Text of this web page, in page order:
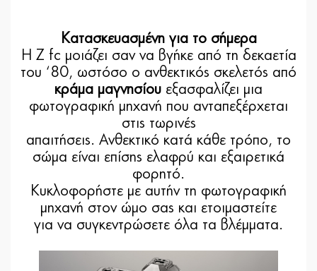
Κατασκευασμένη για το σήμερα
Η Z fc μοιάζει σαν να βγήκε από τη δεκαετία
του ‘80, ωστόσο ο ανθεκτικός σκελετός από
κράμα μαγνησίου εξασφαλίζει μια
φωτογραφική μηχανή που ανταπεξέρχεται
στις τωρινές
απαιτήσεις. Ανθεκτικό κατά κάθε τρόπο, το
σώμα είναι επίσης ελαφρύ και εξαιρετικά
φορητό.
Κυκλοφορήστε με αυτήν τη φωτογραφική
μηχανή στον ώμο σας και ετοιμαστείτε
για να συγκεντρώσετε όλα τα βλέμματα.